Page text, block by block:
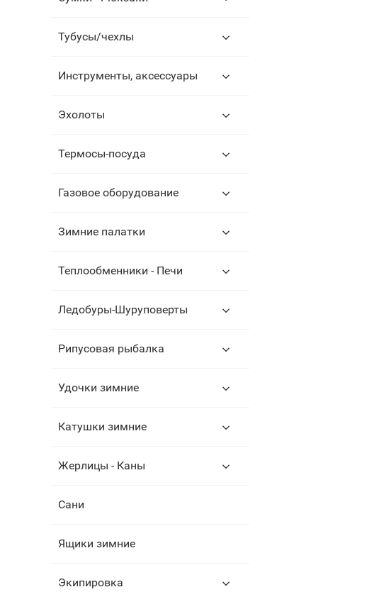
Тубусы/чехлы
Инструменты, аксессуары
Эхолоты
Термосы-посуда
Газовое оборудование
Зимние палатки
Теплообменники - Печи
Ледобуры-Шуруповерты
Рипусовая рыбалка
Удочки зимние
Катушки зимние
Жерлицы - Каны
Сани
Ящики зимние
Экипировка